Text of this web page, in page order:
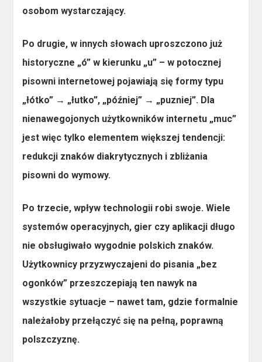
osobom wystarczający.
Po drugie,w innych słowach uproszczono już
historyczne „ó” w kierunku „u” – w potocznej
pisowni internetowej pojawiają się formy typu
„łótko” → „łutko”, „później” → „puzniej”. Dla
nienawegojonych użytkowników internetu „muc”
jest więc tylko elementem większej tendencji:
redukcji znaków diakrytycznych i zbliżania
pisowni do wymowy.
Po trzecie,wpływ technologii robi swoje. Wiele
systemów operacyjnych, gier czy aplikacji długo
nie obsługiwało wygodnie polskich znaków.
Użytkownicy przyzwyczajeni do pisania „bez
ogonków” przeszczepiają ten nawyk na
wszystkie sytuacje – nawet tam, gdzie formalnie
należałoby przełączyć się na pełną, poprawną
polszczyznę.